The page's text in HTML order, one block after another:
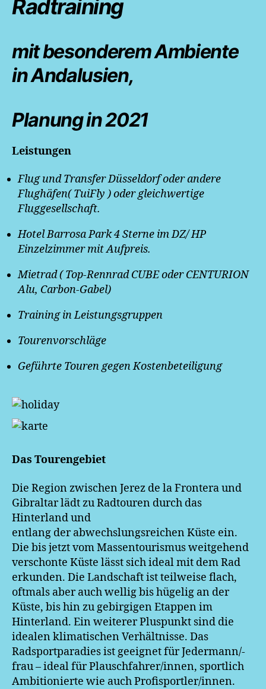
Radtraining
mit besonderem Ambiente
in Andalusien,
Planung in 2021
Leistungen
Flug und Transfer Düsseldorf oder andere
Flughäfen( TuiFly ) oder gleichwertige
Fluggesellschaft.
Hotel Barrosa Park 4 Sterne im DZ/ HP
Einzelzimmer mit Aufpreis.
Mietrad ( Top-RennradCUBE oder CENTURION
Alu, Carbon-Gabel)
Training in Leistungsgruppen
Tourenvorschläge
Geführte Touren gegen Kostenbeteiligung
Das Tourengebiet
Die Region zwischen Jerez de la Frontera und
Gibraltar lädt zu Radtouren durch das
Hinterland und
entlang der abwechslungsreichen Küste ein.
Die bis jetzt vom Massentourismus weitgehend
verschonte Küste lässt sich ideal mit dem Rad
erkunden. Die Landschaft ist teilweise flach,
oftmals aber auch wellig bis hügelig an der
Küste, bis hin zu gebirgigen Etappen im
Hinterland. Ein weiterer Pluspunkt sind die
idealen klimatischen Verhältnisse. Das
Radsportparadies ist geeignet für Jedermann/-
frau – ideal für Plauschfahrer/innen, sportlich
Ambitionierte wie auch Profisportler/innen.